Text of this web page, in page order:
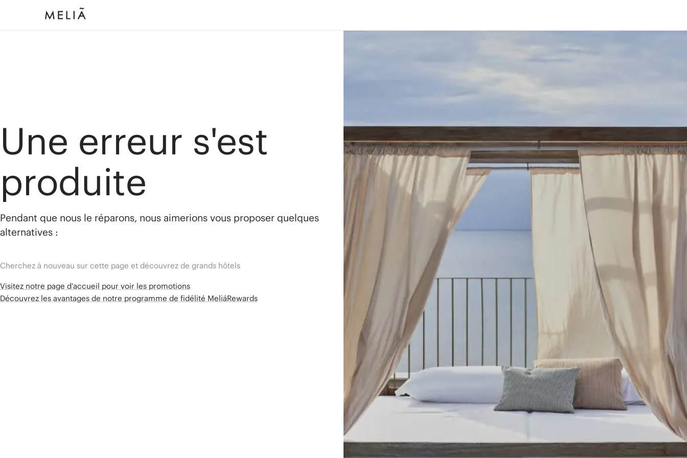
Une erreur s'est
produite
Pendant que nous le réparons, nous aimerions vous proposer quelques
alternatives :
Cherchez à nouveau sur cette page et découvrez de grands hôtels
Visitez notre page d'accueil pour voir les promotions
Découvrez les avantages de notre programme de fidélité MeliáRewards